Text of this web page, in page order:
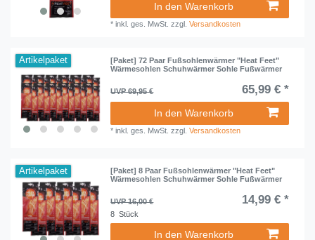
In den Warenkorb
*inkl. ges. MwSt. zzgl.Versandkosten
Artikelpaket
[Paket] 72 Paar Fußsohlenwärmer "Heat Feet"
Wärmesohlen Schuhwärmer Sohle Fußwärmer
UVP 69,95 € 65,99 € *
In den Warenkorb
*inkl. ges. MwSt. zzgl.Versandkosten
Artikelpaket
[Paket] 8 Paar Fußsohlenwärmer "Heat Feet"
Wärmesohlen Schuhwärmer Sohle Fußwärmer
UVP 16,00 € 14,99 € *
8 Stück
In den Warenkorb